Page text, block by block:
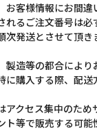
客様情報にお間違
るご注文番号は必
発送とさせて頂
造等の都合により
購入する際、配
クセス集中のため
等で販売する可能